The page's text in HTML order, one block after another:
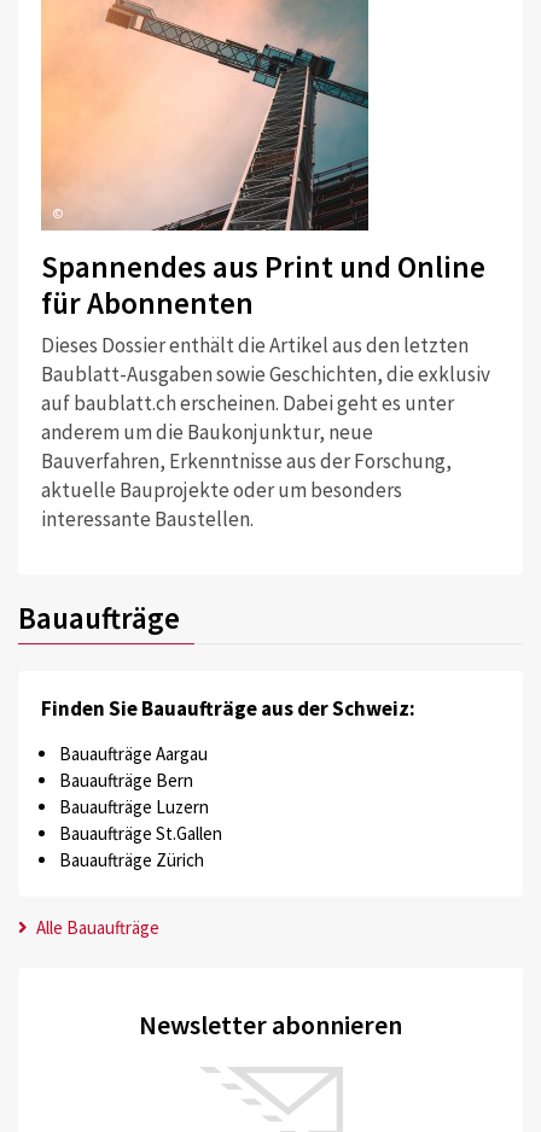
©
Spannendes aus Print und Online
für Abonnenten
Dieses Dossier enthält die Artikel aus den letzten
Baublatt-Ausgaben sowie Geschichten, die exklusiv
auf baublatt.ch erscheinen. Dabei geht es unter
anderem um die Baukonjunktur, neue
Bauverfahren, Erkenntnisse aus der Forschung,
aktuelle Bauprojekte oder um besonders
interessante Baustellen.
Bauaufträge
Finden Sie Bauaufträge aus der Schweiz:
Bauaufträge Aargau
Bauaufträge Bern
Bauaufträge Luzern
Bauaufträge St.Gallen
Bauaufträge Zürich
Alle Bauaufträge
Newsletter abonnieren